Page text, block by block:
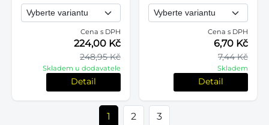
Cena s DPH
248,95 Kč
224,00 Kč
Skladem u dodavatele
Detail
Cena s DPH
7,44 Kč
6,70 Kč
Skladem
Detail
1 2 3